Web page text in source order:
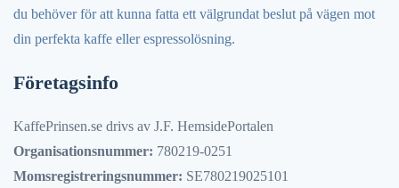
du behöver för att kunna fatta ett välgrundat beslut på vägen mot
din perfekta kaffe eller espressolösning.
Företagsinfo
KaffePrinsen.se drivs av J.F. HemsidePortalen
Organisationsnummer: 780219-0251
Momsregistreringsnummer: SE780219025101